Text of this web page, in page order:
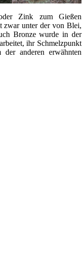
Zink zum Gießen
zwar unter der von Blei,
Bronze wurde in der
ihr Schmelzpunkt
anderen erwähnten